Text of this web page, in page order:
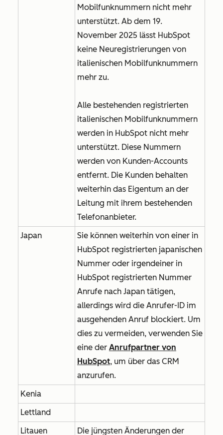
Mobilfunknummern nicht mehr
unterstützt. Ab dem 19.
November 2025 lässt HubSpot
keine Neuregistrierungen von
italienischen Mobilfunknummern
mehr zu.
Alle bestehenden registrierten
italienischen Mobilfunknummern
werden in HubSpot nicht mehr
unterstützt. Diese Nummern
werden von Kunden-Accounts
entfernt. Die Kunden behalten
weiterhin das Eigentum an der
Leitung mit ihrem bestehenden
Telefonanbieter.
Japan
Sie können weiterhin von einer in
HubSpot registrierten japanischen
Nummer oder irgendeiner in
HubSpot registrierten Nummer
Anrufe nach Japan tätigen,
allerdings wird die Anrufer-ID im
ausgehenden Anruf blockiert. Um
dies zu vermeiden, verwenden Sie
eine der Anrufpartner von
HubSpot, um über das CRM
anzurufen.
Kenia
Lettland
Litauen
Die jüngsten Änderungen der